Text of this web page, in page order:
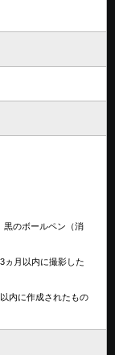
黒のボールペン（消
ヵ月以内に撮影した
内に作成されたもの